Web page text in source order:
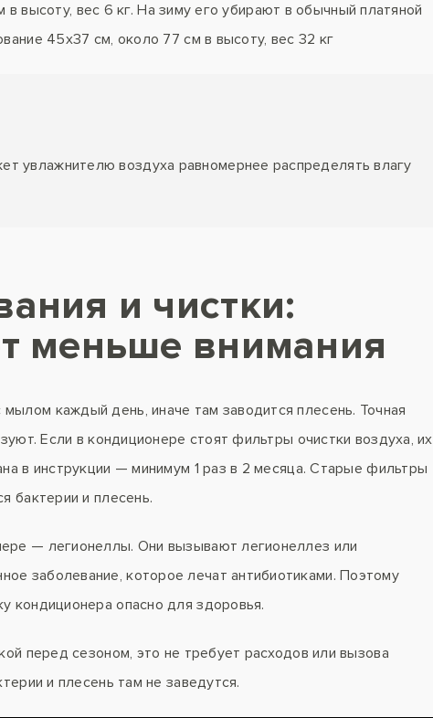
высоту, вес 6 кг. На зиму его убирают в обычный платяной
45х37 см, около 77 см в высоту, вес 32 кг
увлажнителю воздуха равномернее распределять влагу
и чистки:
меньше внимания
каждый день, иначе там заводится плесень. Точная
Если в кондиционере стоят фильтры очистки воздуха, их
в инструкции — минимум 1 раз в 2 месяца. Старые фильтры
бактерии и плесень.
— легионеллы. Они вызывают легионеллез или
заболевание, которое лечат антибиотиками. Поэтому
кондиционера опасно для здоровья.
перед сезоном, это не требует расходов или вызова
и плесень там не заведутся.